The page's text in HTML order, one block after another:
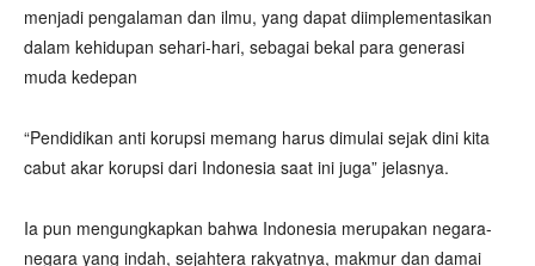
menjadi pengalaman dan ilmu, yang dapat diimplementasikan
dalam kehidupan sehari-hari, sebagai bekal para generasi
muda kedepan
“Pendidikan anti korupsi memang harus dimulai sejak dini kita
cabut akar korupsi dari Indonesia saat ini juga” jelasnya.
Ia pun mengungkapkan bahwa Indonesia merupakan negara-
negara yang indah, sejahtera rakyatnya, makmur dan damai